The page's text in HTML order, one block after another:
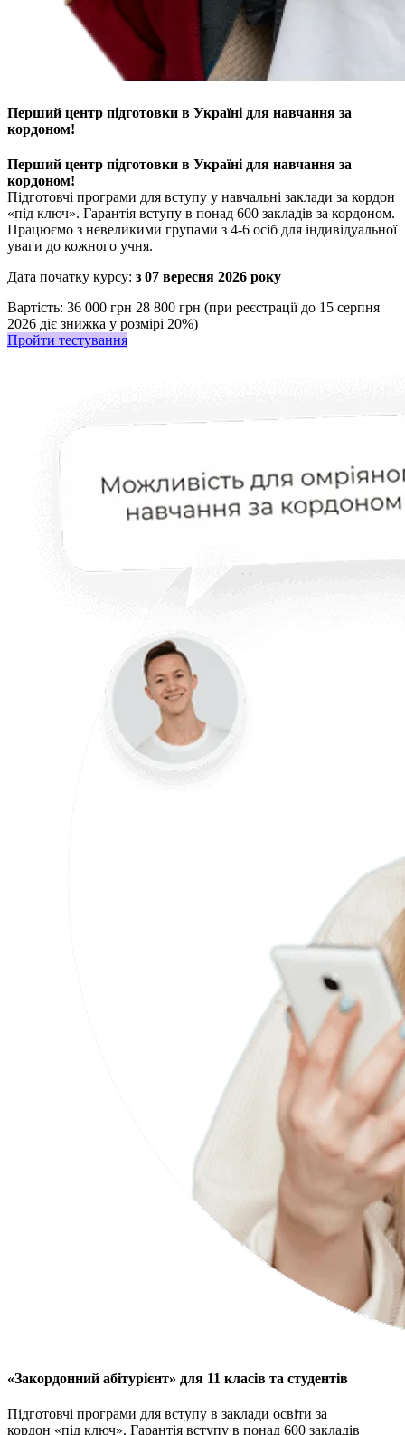
Перший центр підготовки в Україні для навчання за
кордоном!
Перший центр підготовки в Україні для навчання за
кордоном!
Підготовчі програми для вступу у навчальні заклади за кордон
«під ключ». Гарантія вступу в понад 600 закладів за кордоном.
Працюємо з невеликими групами з 4-6 осіб для індивідуальної
уваги до кожного учня.
Дата початку курсу: з 07 вересня 2026 року
Вартість: 36 000 грн 28 800 грн (при реєстрації до 15 серпня
2026 діє знижка у розмірі 20%)
Пройти тестування
«Закордонний абітурієнт» для 11 класів та студентів
Підготовчі програми для вступу в заклади освіти за
кордон «під ключ». Гарантія вступу в понад 600 закладів